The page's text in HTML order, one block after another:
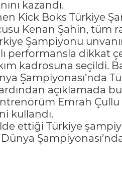
kazandı.
Kick Boks Türkiye
Kenan Şahin, tüm
Şampiyonu
performansla dikkat
kadrosuna seçildi.
Şampiyonası’nda
açıklamada
Emrah
kullandı.
ettiği Türkiye